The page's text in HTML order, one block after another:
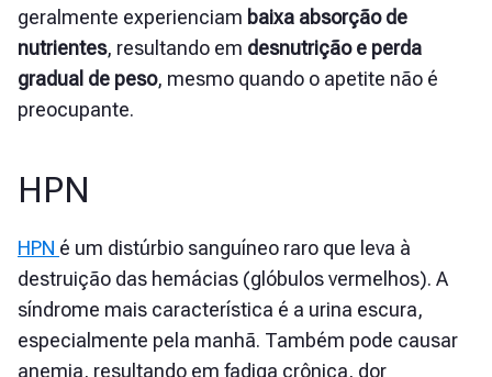
geralmente experienciam baixa absorção de
nutrientes, resultando em desnutrição e perda
gradual de peso, mesmo quando o apetite não é
preocupante.
HPN
HPN é um distúrbio sanguíneo raro que leva à
destruição das hemácias (glóbulos vermelhos). A
síndrome mais característica é a urina escura,
especialmente pela manhã. Também pode causar
anemia, resultando em fadiga crônica, dor